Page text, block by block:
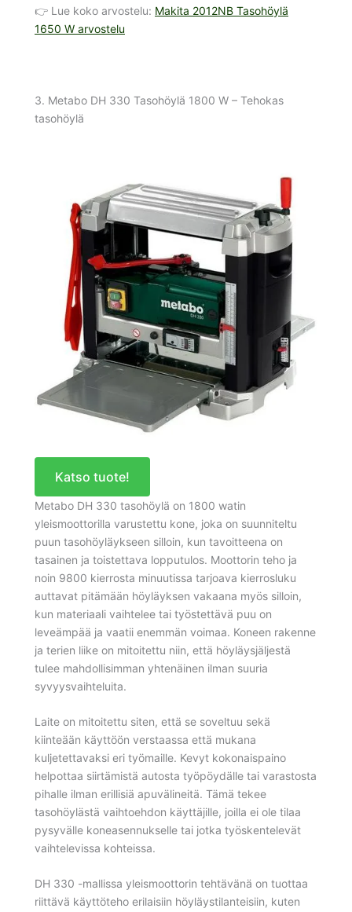
👉 Lue koko arvostelu: Makita 2012NB Tasohöylä
1650 W arvostelu
3. Metabo DH 330 Tasohöylä 1800 W – Tehokas
tasohöylä
Katso tuote!
Metabo DH 330 tasohöylä on 1800 watin
yleismoottorilla varustettu kone, joka on suunniteltu
puun tasohöyläykseen silloin, kun tavoitteena on
tasainen ja toistettava lopputulos. Moottorin teho ja
noin 9800 kierrosta minuutissa tarjoava kierrosluku
auttavat pitämään höyläyksen vakaana myös silloin,
kun materiaali vaihtelee tai työstettävä puu on
leveämpää ja vaatii enemmän voimaa. Koneen rakenne
ja terien liike on mitoitettu niin, että höyläysjäljestä
tulee mahdollisimman yhtenäinen ilman suuria
syvyysvaihteluita.
Laite on mitoitettu siten, että se soveltuu sekä
kiinteään käyttöön verstaassa että mukana
kuljetettavaksi eri työmaille. Kevyt kokonaispaino
helpottaa siirtämistä autosta työpöydälle tai varastosta
pihalle ilman erillisiä apuvälineitä. Tämä tekee
tasohöylästä vaihtoehdon käyttäjille, joilla ei ole tilaa
pysyvälle koneasennukselle tai jotka työskentelevät
vaihtelevissa kohteissa.
DH 330 -mallissa yleismoottorin tehtävänä on tuottaa
riittävä käyttöteho erilaisiin höyläystilanteisiin, kuten